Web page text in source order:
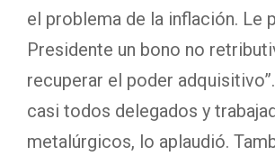
el problema de la inflación. Le
Presidente un bono no
recuperar el poder
casi todos delegados y
metalúrgicos, lo aplaudió.